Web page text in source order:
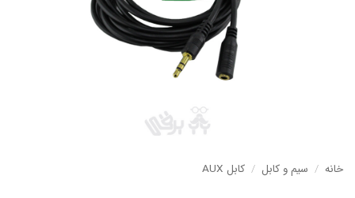
خانه / سیم و کابل / کابل AUX